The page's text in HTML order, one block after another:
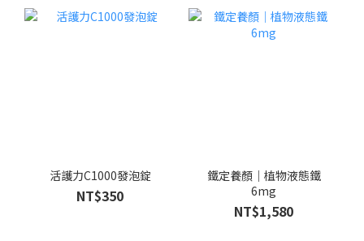
活護力C1000發泡錠
NT$350
鐵定養顏｜植物液態鐵
6mg
NT$1,580